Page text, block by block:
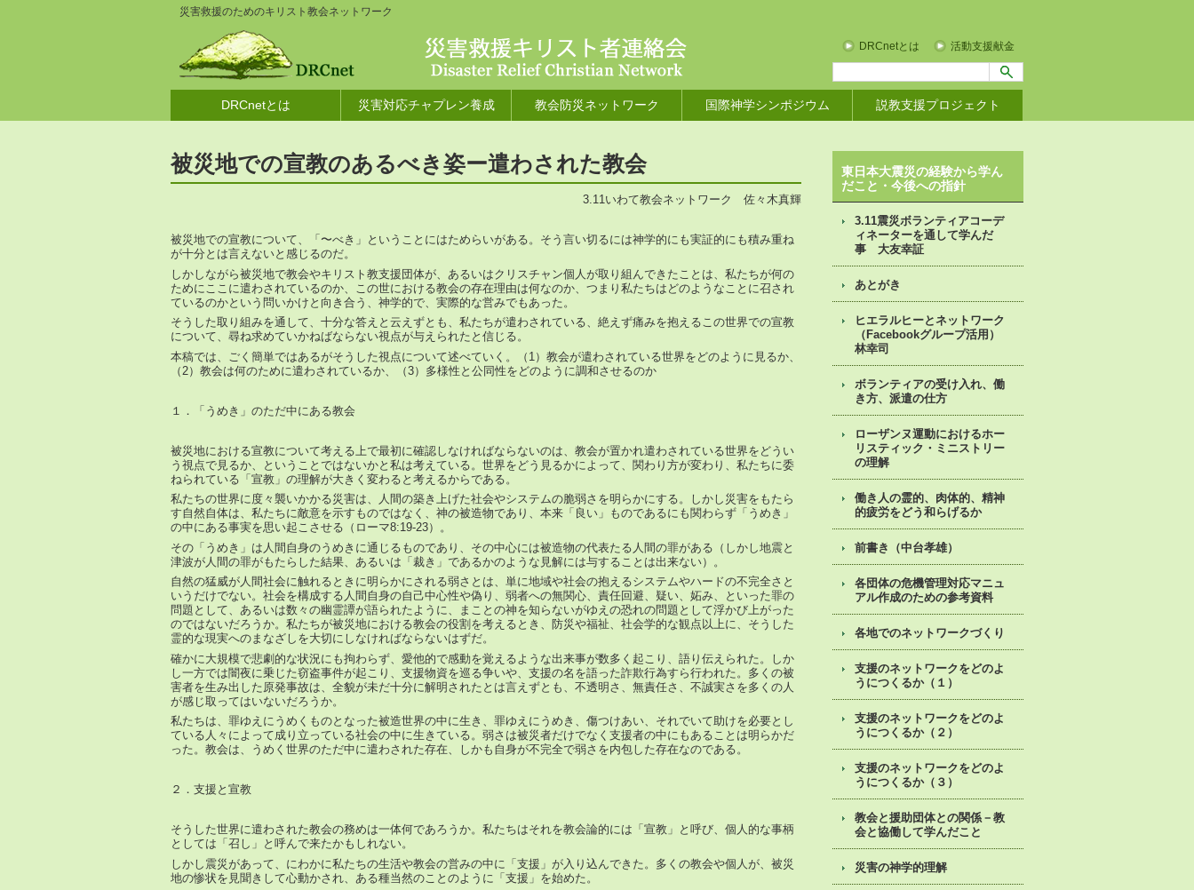
災害救援のためのキリスト教会ネットワーク
DRCnetとは 活動支援献金
DRCnetとは 災害対応チャプレン養成 教会防災ネットワーク 国際神学シンポジウム 説教支援プロジェクト
被災地での宣教のあるべき姿ー遣わされた教会
3.11いわて教会ネットワーク 佐々木真輝
被災地での宣教について、「〜べき」ということにはためらいがある。そう言い切るには神学的にも実証的にも積み重ね
が十分とは言えないと感じるのだ。
しかしながら被災地で教会やキリスト教支援団体が、あるいはクリスチャン個人が取り組んできたことは、私たちが何の
ためにここに遣わされているのか、この世における教会の存在理由は何なのか、つまり私たちはどのようなことに召され
ているのかという問いかけと向き合う、神学的で、実際的な営みでもあった。
そうした取り組みを通して、十分な答えと云えずとも、私たちが遣わされている、絶えず痛みを抱えるこの世界での宣教
について、尋ね求めていかねばならない視点が与えられたと信じる。
本稿では、ごく簡単ではあるがそうした視点について述べていく。（1）教会が遣わされている世界をどのように見るか、
（2）教会は何のために遣わされているか、（3）多様性と公同性をどのように調和させるのか
１．「うめき」のただ中にある教会
被災地における宣教について考える上で最初に確認しなければならないのは、教会が置かれ遣わされている世界をどうい
う視点で見るか、ということではないかと私は考えている。世界をどう見るかによって、関わり方が変わり、私たちに委
ねられている「宣教」の理解が大きく変わると考えるからである。
私たちの世界に度々襲いかかる災害は、人間の築き上げた社会やシステムの脆弱さを明らかにする。しかし災害をもたら
す自然自体は、私たちに敵意を示すものではなく、神の被造物であり、本来「良い」ものであるにも関わらず「うめき」
の中にある事実を思い起こさせる（ローマ8:19-23）。
その「うめき」は人間自身のうめきに通じるものであり、その中心には被造物の代表たる人間の罪がある（しかし地震と
津波が人間の罪がもたらした結果、あるいは「裁き」であるかのような見解には与することは出来ない）。
自然の猛威が人間社会に触れるときに明らかにされる弱さとは、単に地域や社会の抱えるシステムやハードの不完全さと
いうだけでない。社会を構成する人間自身の自己中心性や偽り、弱者への無関心、責任回避、疑い、妬み、といった罪の
問題として、あるいは数々の幽霊譚が語られたように、まことの神を知らないがゆえの恐れの問題として浮かび上がった
のではないだろうか。私たちが被災地における教会の役割を考えるとき、防災や福祉、社会学的な観点以上に、そうした
霊的な現実へのまなざしを大切にしなければならないはずだ。
確かに大規模で悲劇的な状況にも拘わらず、愛他的で感動を覚えるような出来事が数多く起こり、語り伝えられた。しか
し一方では闇夜に乗じた窃盗事件が起こり、支援物資を巡る争いや、支援の名を語った詐欺行為すら行われた。多くの被
害者を生み出した原発事故は、全貌が未だ十分に解明されたとは言えずとも、不透明さ、無責任さ、不誠実さを多くの人
が感じ取ってはいないだろうか。
私たちは、罪ゆえにうめくものとなった被造世界の中に生き、罪ゆえにうめき、傷つけあい、それでいて助けを必要とし
ている人々によって成り立っている社会の中に生きている。弱さは被災者だけでなく支援者の中にもあることは明らかだ
った。教会は、うめく世界のただ中に遣わされた存在、しかも自身が不完全で弱さを内包した存在なのである。
２．支援と宣教
そうした世界に遣わされた教会の務めは一体何であろうか。私たちはそれを教会論的には「宣教」と呼び、個人的な事柄
としては「召し」と呼んで来たかもしれない。
しかし震災があって、にわかに私たちの生活や教会の営みの中に「支援」が入り込んできた。多くの教会や個人が、被災
地の惨状を見聞きして心動かされ、ある種当然のことのように「支援」を始めた。
東日本大震災の経験から学ん
だこと・今後への指針
3.11震災ボランティアコーデ
ィネーターを通して学んだ
事 大友幸証
あとがき
ヒエラルヒーとネットワーク
（Facebookグループ活用）
林幸司
ボランティアの受け入れ、働
き方、派遣の仕方
ローザンヌ運動におけるホー
リスティック・ミニストリー
の理解
働き人の霊的、肉体的、精神
的疲労をどう和らげるか
前書き（中台孝雄）
各団体の危機管理対応マニュ
アル作成のための参考資料
各地でのネットワークづくり
支援のネットワークをどのよ
うにつくるか（１）
支援のネットワークをどのよ
うにつくるか（２）
支援のネットワークをどのよ
うにつくるか（３）
教会と援助団体との関係－教
会と協働して学んだこと
災害の神学的理解